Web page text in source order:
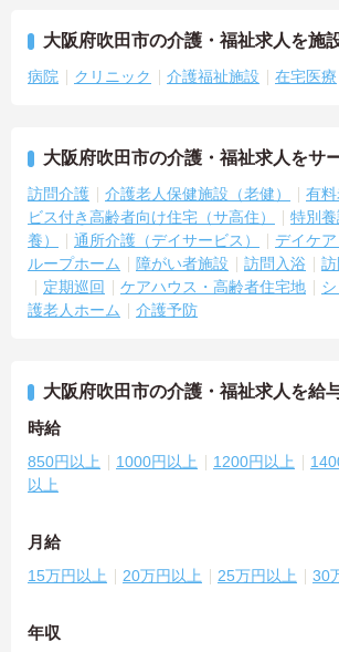
大阪府吹田市の介護・福祉求人を施
病院 クリニック 介護福祉施設 在宅医療
大阪府吹田市の介護・福祉求人をサ
訪問介護 介護老人保健施設（老健） 有
ビス付き高齢者向け住宅（サ高住）
特別
養）
通所介護（デイサービス） デイケア
ループホーム
障がい者施設 訪問入浴
定期巡回
ケアハウス・高齢者住宅地
護老人ホーム
介護予防
大阪府吹田市の介護・福祉求人を給
時給
850円以上 1000円以上 1200円以上
以上
月給
15万円以上 20万円以上 25万円以上 30
年収